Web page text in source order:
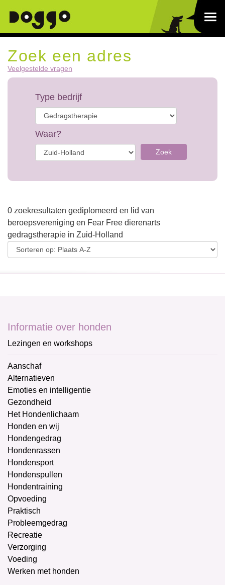
Zoek een adres
Veelgestelde vragen
Type bedrijf
Waar?
Zoek
0 zoekresultaten gediplomeerd en lid van
beroepsvereniging en Fear Free dierenarts
gedragstherapie in Zuid-Holland
Informatie over honden
Lezingen en workshops
Aanschaf
Alternatieven
Emoties en intelligentie
Gezondheid
Het Hondenlichaam
Honden en wij
Hondengedrag
Hondenrassen
Hondensport
Hondenspullen
Hondentraining
Opvoeding
Praktisch
Probleemgedrag
Recreatie
Verzorging
Voeding
Werken met honden